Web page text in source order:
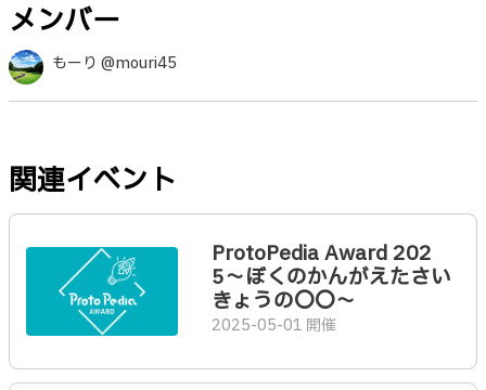
メンバー
もーり @mouri45
関連イベント
ProtoPedia Award 202
5〜ぼくのかんがえたさい
きょうの〇〇〜
2025-05-01 開催